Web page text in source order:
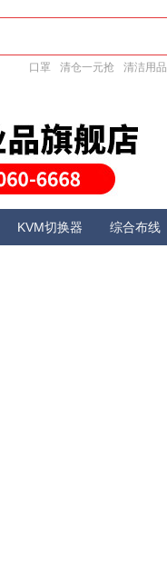
口罩 清仓一元抢 清洁用品
KVM切换器 综合布线